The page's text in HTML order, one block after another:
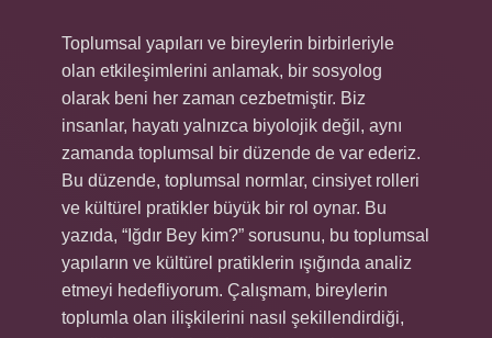
Toplumsal yapıları ve bireylerin birbirleriyle
olan etkileşimlerini anlamak, bir sosyolog
olarak beni her zaman cezbetmiştir. Biz
insanlar, hayatı yalnızca biyolojik değil, aynı
zamanda toplumsal bir düzende de var ederiz.
Bu düzende, toplumsal normlar, cinsiyet rolleri
ve kültürel pratikler büyük bir rol oynar. Bu
yazıda, “Iğdır Bey kim?” sorusunu, bu toplumsal
yapıların ve kültürel pratiklerin ışığında analiz
etmeyi hedefliyorum. Çalışmam, bireylerin
toplumla olan ilişkilerini nasıl şekillendirdiği,